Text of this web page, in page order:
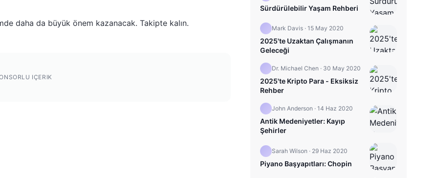
daha da büyük önem kazanacak. Takipte kalın.
IÇERIK
Sürdürülebilir Yaşam Rehberi
Mark Davis · 15 May 2020
2025'te Uzaktan Çalışmanın
Geleceği
Dr. Michael Chen · 30 May 2020
2025'te Kripto Para - Eksiksiz
Rehber
John Anderson · 14 Haz 2020
Antik Medeniyetler: Kayıp
Şehirler
Sarah Wilson · 29 Haz 2020
Piyano Başyapıtları: Chopin